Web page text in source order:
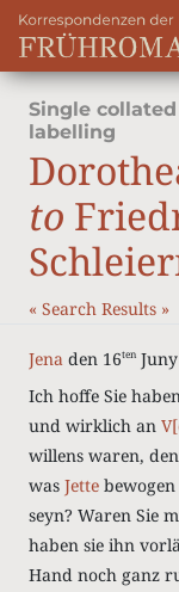
Single
labelling
to
« Search Results »
Jena den 16ten
Ich hoffe Sie
und wirklich an
willens waren,
was Jette
seyn? Waren Sie
haben sie ihn
Hand noch ganz